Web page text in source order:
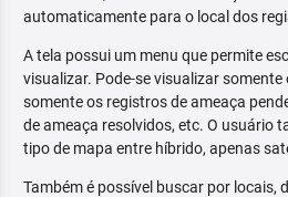
automaticamente para o local dos
A tela possui um menu que permite
visualizar. Pode-se visualizar somente
somente os registros de ameaça
de ameaça resolvidos, etc. O usuário
tipo de mapa entre híbrido, apenas
Também é possível buscar por locais,